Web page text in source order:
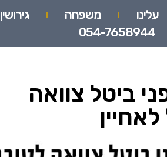
עלינו משפחה גירושין
054-7658944
ביטל צוואה